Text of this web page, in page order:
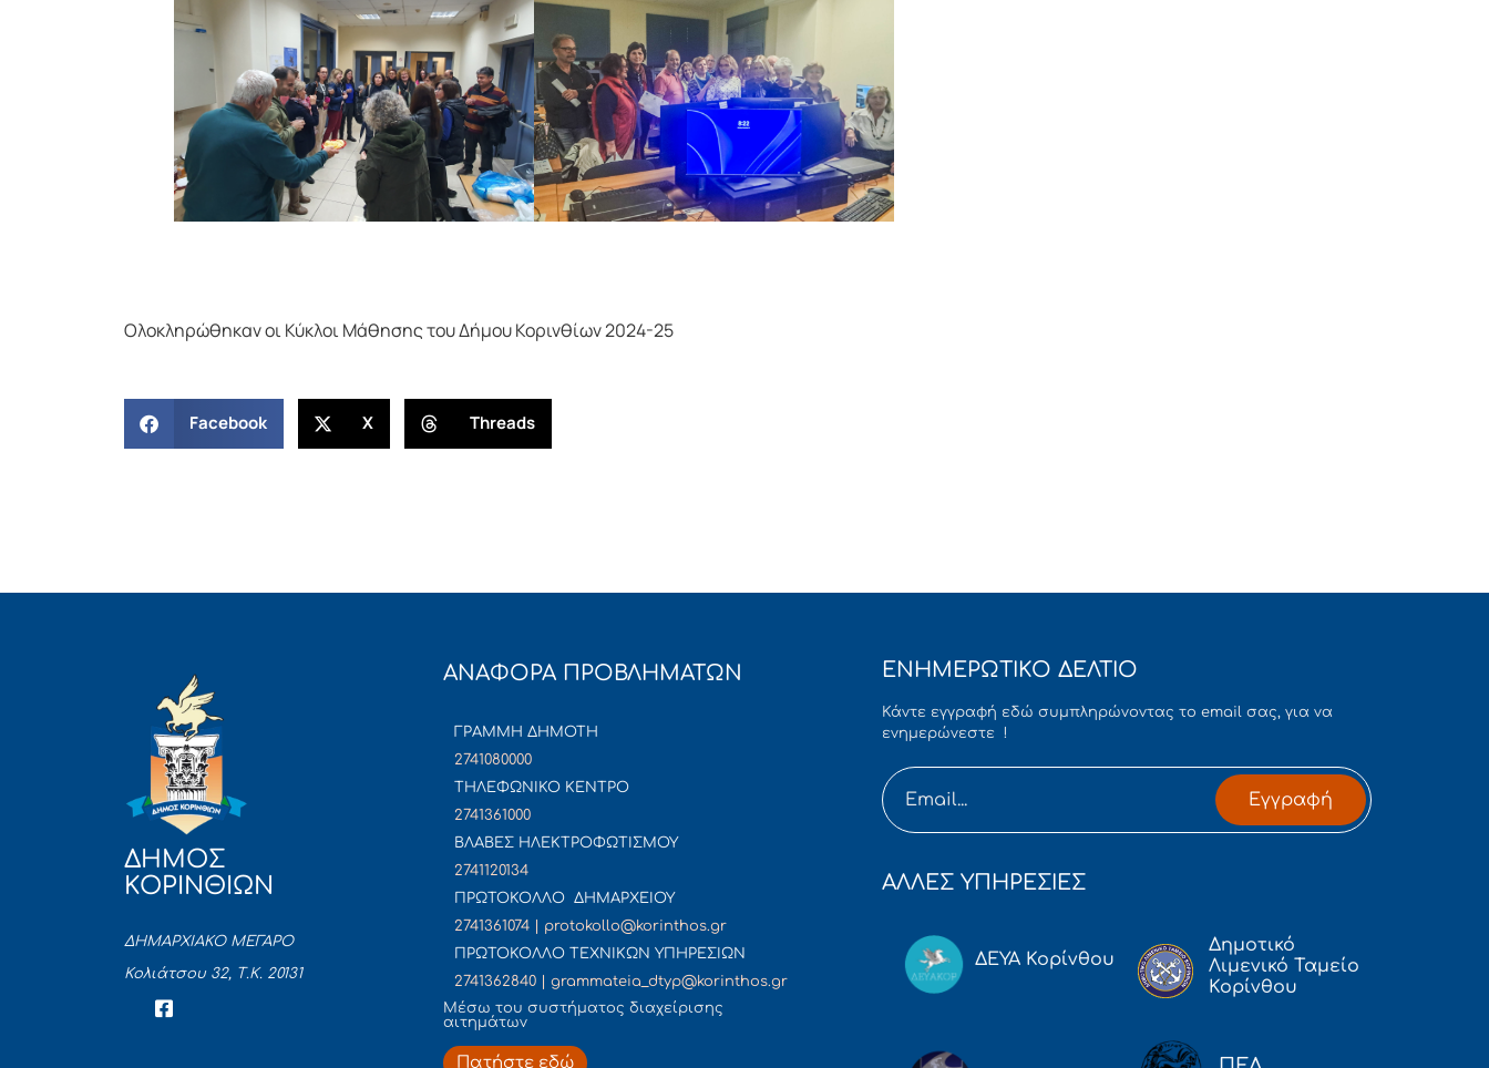
Ολοκληρώθηκαν οι Κύκλοι Μάθησης του Δήμου Κορινθίων 2024-25
Facebook X Threads
ΔΗΜΟΣ
ΚΟΡΙΝΘΙΩΝ
ΔΗΜΑΡΧΙΑΚΟ ΜΕΓΑΡΟ
Κολιάτσου 32, Τ.Κ. 20131
ΑΝΑΦΟΡΑ ΠΡΟΒΛΗΜΑΤΩΝ
ΓΡΑΜΜΗ ΔΗΜΟΤΗ
2741080000
ΤΗΛΕΦΩΝΙΚΟ ΚΕΝΤΡΟ
2741361000
ΒΛΑΒΕΣ ΗΛΕΚΤΡΟΦΩΤΙΣΜΟΥ
2741120134
ΠΡΩΤΟΚΟΛΛΟ ΔΗΜΑΡΧΕΙΟΥ
2741361074 | protokollo@korinthos.gr
ΠΡΩΤΟΚΟΛΛΟ ΤΕΧΝΙΚΩΝ ΥΠΗΡΕΣΙΩΝ
2741362840 | grammateia_dtyp@korinthos.gr
Mέσω του συστήματος διαχείρισης
αιτημάτων
Πατήστε εδώ
ΕΝΗΜΕΡΩΤΙΚΟ ΔΕΛΤΙΟ
Κάντε εγγραφή εδώ συμπληρώνοντας το email σας, για να
ενημερώνεστε !
Εγγραφή
ΑΛΛΕΣ ΥΠΗΡΕΣΙΕΣ
ΔΕΥΑ Κορίνθου
Δημοτικό
Λιμενικό Ταμείο
Κορίνθου